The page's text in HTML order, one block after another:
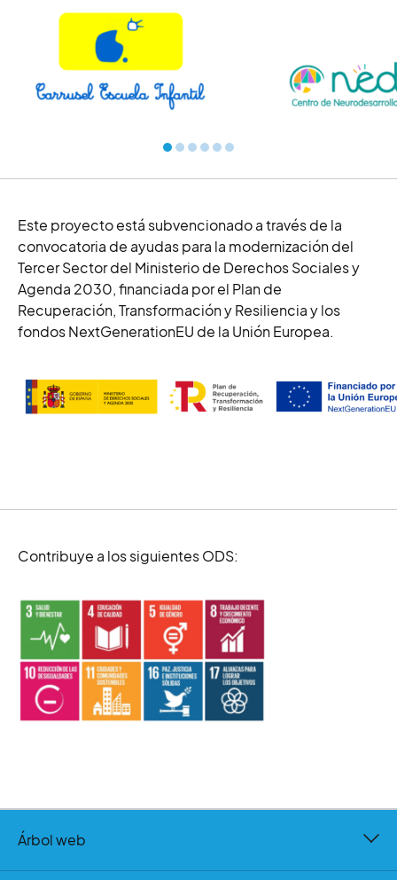
Contribuye a los siguientes ODS:
Este proyecto está subvencionado a través de la
convocatoria de ayudas para la modernización del
Tercer Sector del Ministerio de Derechos Sociales y
Agenda 2030, financiada por el Plan de
Recuperación, Transformación y Resiliencia y los
fondosNextGenerationEU de la Unión Europea.
Árbol web